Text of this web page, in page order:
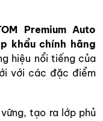
Premium Auto
khẩu chính hãng
hiệu nổi tiếng của
với các đặc điểm
tạo ra lớp phủ